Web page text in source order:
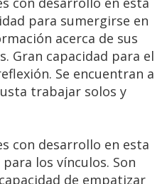
para sumergirse en
acerca de sus
Gran capacidad para el
Se encuentran a
trabajar solos y
con desarrollo en esta
los vínculos. Son
de empatizar